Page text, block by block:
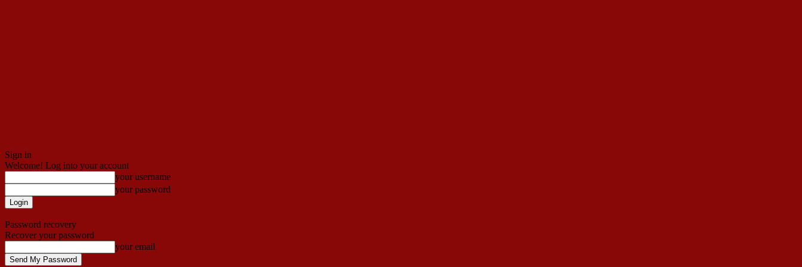
Sign in
Welcome! Log into your account
your username
your password
Password recovery
Recover your password
your email